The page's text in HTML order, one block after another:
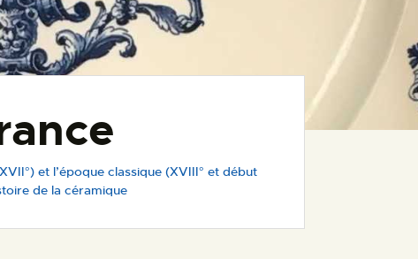
et l’époque classique (XVIII° et début
de la céramique